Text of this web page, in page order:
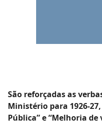
São reforçadas as
Ministério para 1926-
Pública” e “Melhoria